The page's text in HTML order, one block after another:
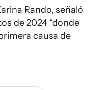
Rando, señaló
de 2024 “donde
causa de